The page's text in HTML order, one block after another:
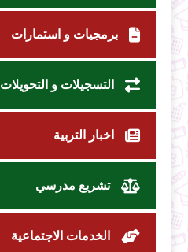
برمجيات و استمارات
التسجيلات و التحويلات
اخبار التربية
تشريع مدرسي
الخدمات الاجتماعية